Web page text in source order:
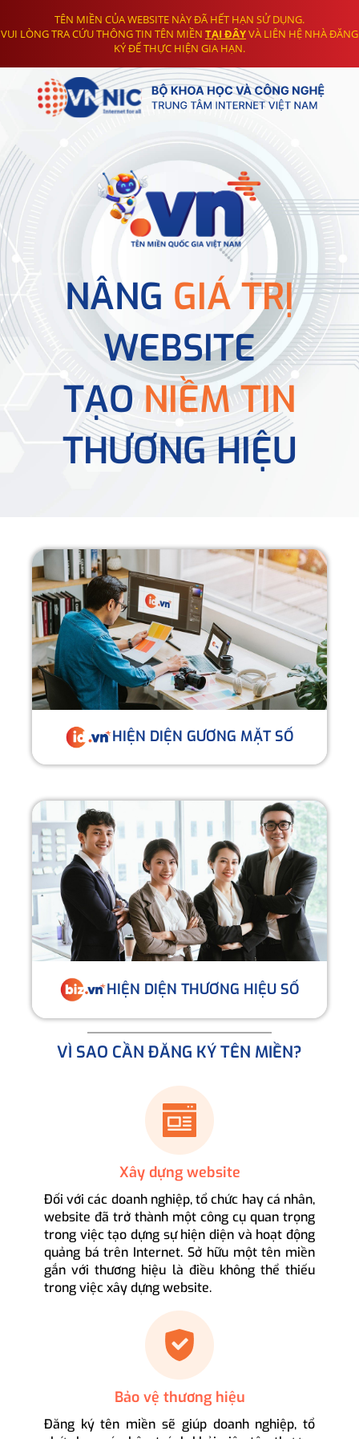
TÊN MIỀN CỦA WEBSITE NÀY ĐÃ HẾT HẠN SỬ DỤNG.
VUI LÒNG TRA CỨU THÔNG TIN TÊN MIỀN TẠI ĐÂYVÀ LIÊN HỆ NHÀ ĐĂNG
KÝ ĐỂ THỰC HIỆN GIA HẠN.
NÂNG GIÁ TRỊ
WEBSITE
TẠONIỀM TIN
THƯƠNG HIỆU
HIỆN DIỆN GƯƠNG MẶT SỐ
HIỆN DIỆN THƯƠNG HIỆU SỐ
VÌ SAO CẦN ĐĂNG KÝ TÊN MIỀN?
Xây dựng website
Đối với các doanh nghiệp, tổ chức hay cá nhân,
website đã trở thành một công cụ quan trọng
trong việc tạo dựng sự hiện diện và hoạt động
quảng bá trên Internet. Sở hữu một tên miền
gắn với thương hiệu là điều không thể thiếu
trong việc xây dựng website.
Bảo vệ thương hiệu
Đăng ký tên miền sẽ giúp doanh nghiệp, tổ